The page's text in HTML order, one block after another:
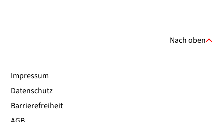
Nach oben
Impressum
Datenschutz
Barrierefreiheit